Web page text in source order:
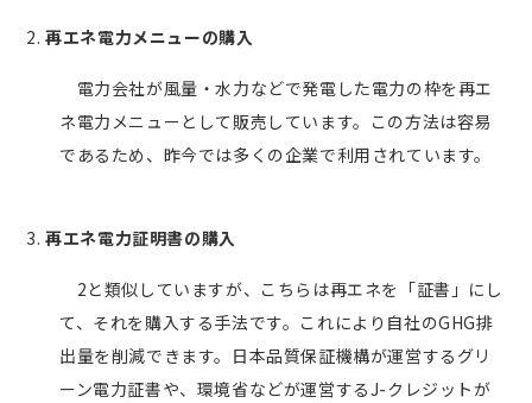
再エネ電力メニューの購入
電力会社が風量・水力などで発電した電力の枠を再エ
ネ電力メニューとして販売しています。この方法は容易
であるため、昨今では多くの企業で利用されています。
再エネ電力証明書の購入
2と類似していますが、こちらは再エネを「証書」にし
て、それを購入する手法です。これにより自社のGHG排
出量を削減できます。日本品質保証機構が運営するグリ
ーン電力証書や、環境省などが運営するJ-クレジットが